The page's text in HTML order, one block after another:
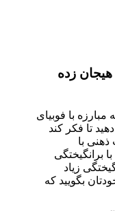
هیجان زده
با فوبیای
تا فکر کند
با
برانگیختگی
زیاد
بگویید که